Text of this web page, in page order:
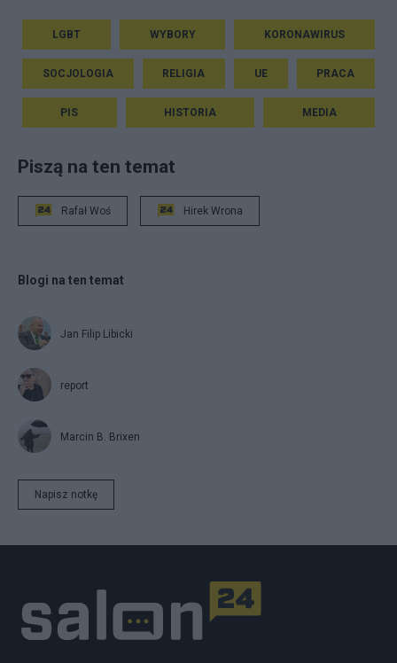
LGBT WYBORY KORONAWIRUS
SOCJOLOGIA RELIGIA UE PRACA
PIS HISTORIA MEDIA
Piszą na ten temat
Rafał Woś Hirek Wrona
Blogi na ten temat
Jan Filip Libicki
report
Marcin B. Brixen
Napisz notkę